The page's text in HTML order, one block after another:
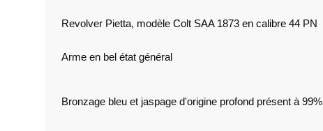
Revolver Pietta, modèle Colt SAA 1873 en calibre 44 PN
Arme en bel état général
Bronzage bleu et jaspage d'origine profond présent à 99%